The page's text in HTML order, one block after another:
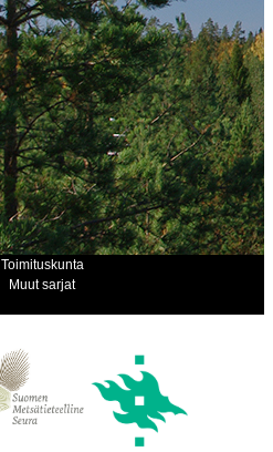
Toimituskunta
Muut sarjat